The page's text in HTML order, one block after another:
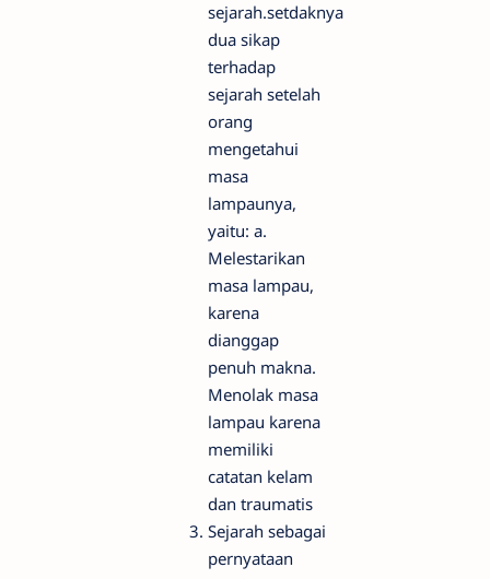
sejarah.setdaknya
dua sikap
terhadap
sejarah setelah
orang
mengetahui
masa
lampaunya,
yaitu: a.
Melestarikan
masa lampau,
karena
dianggap
penuh makna.
Menolak masa
lampau karena
memiliki
catatan kelam
dan traumatis
Sejarah sebagai
pernyataan